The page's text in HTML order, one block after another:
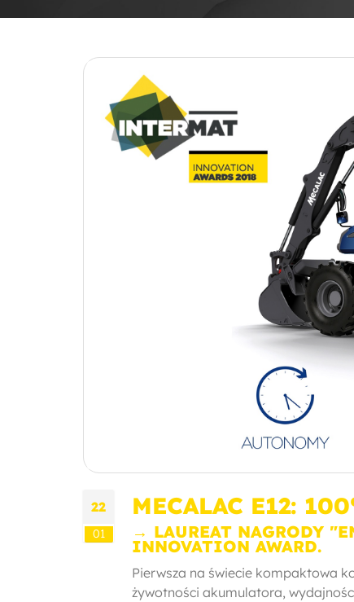
22
01
MECALAC E12:
→ LAUREAT NAGRODY
INNOVATION AWARD.
Pierwsza na świecie kompaktowa
żywotności akumulatora,